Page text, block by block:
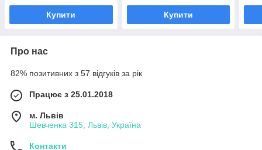
Купити Купити
Про нас
82% позитивних з 57 відгуків за рік
Працює з 25.01.2018
м. Львів
Шевченка 315, Львів, Україна
Контакти